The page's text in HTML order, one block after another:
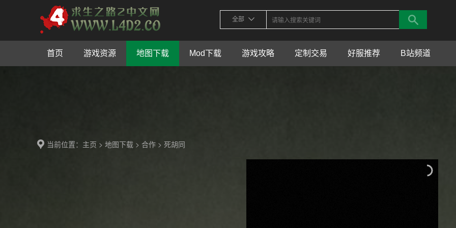
全部
首页 游戏资源 地图下载 Mod下载 游戏攻略 定制交易 好服推荐 B站频道
当前位置： 主页 > 地图下载> 合作> 死胡同